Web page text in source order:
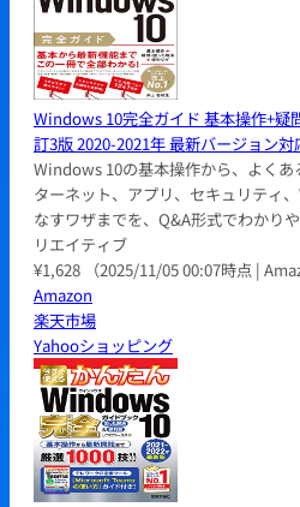
Windows 10完全ガイド 基本操作+疑
訂3版 2020-2021年 最新バージョン対
Windows 10の基本操作から、よく
ターネット、アプリ、セキュリティ
なすワザまでを、Q&A形式でわかり
リエイティブ
¥1,628
（2025/11/05 00:07時点 |
Amazon
楽天市場
Yahooショッピング